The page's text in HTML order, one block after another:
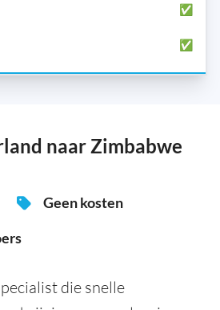
✅
✅
naar Zimbabwe
Geen kosten
die snelle